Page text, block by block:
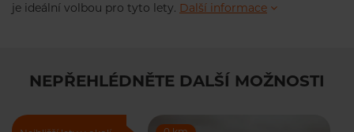
je ideální volbou pro tyto lety. Další informace
NEPŘEHLÉDNĚTE DALŠÍ MOŽNOSTI